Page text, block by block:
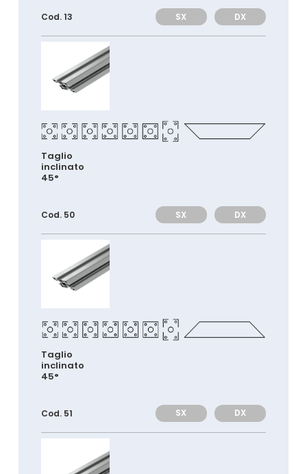
Cod. 13 SX DX
Taglio
inclinato
45°
Cod. 50 SX DX
Taglio
inclinato
45°
Cod. 51 SX DX